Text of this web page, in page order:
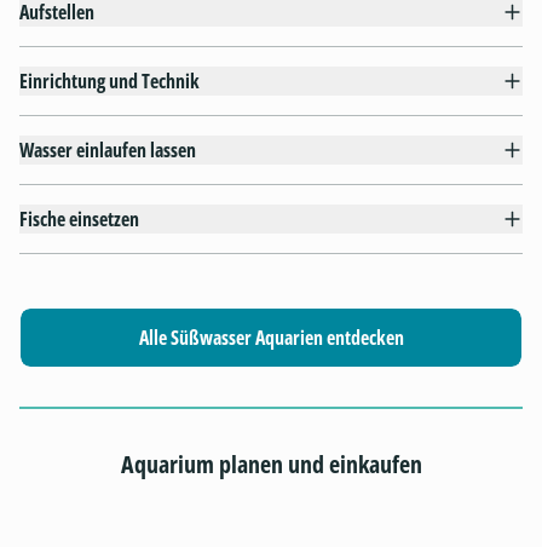
Aufstellen
Einrichtung und Technik
Wasser einlaufen lassen
Fische einsetzen
Alle Süßwasser Aquarien entdecken
Aquarium planen und einkaufen